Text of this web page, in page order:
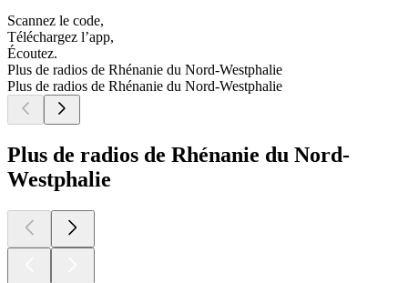
Scannez le code,
Téléchargez l’app,
Écoutez.
Plus de radios de Rhénanie du Nord-Westphalie
Plus de radios de Rhénanie du Nord-Westphalie
Plus de radios de Rhénanie du Nord-
Westphalie